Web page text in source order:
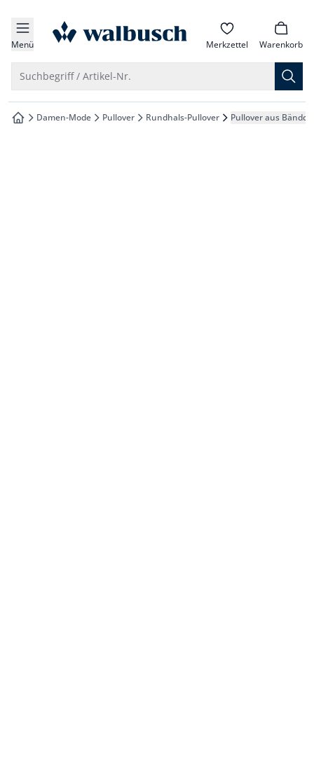
springen
springen
springen
springen
Menü zur Startseite Merkzettel Warenkorb
Suchbegriff / Artikel-Nr.
zur Startseite
Damen-Mode Pullover Rundhals-Pullover Pullover aus